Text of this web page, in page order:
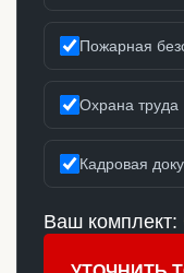
Пожарная
Охрана труда
Кадровая
Ваш комплект: